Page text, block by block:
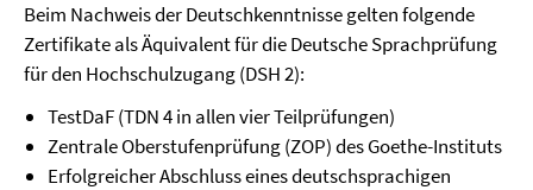
Beim Nachweis der Deutschkenntnisse gelten folgende
Zertifikate als Äquivalent für die Deutsche Sprachprüfung
für den Hochschulzugang (DSH 2):
TestDaF (TDN 4 in allen vier Teilprüfungen)
Zentrale Oberstufenprüfung (ZOP) des Goethe-Instituts
Erfolgreicher Abschluss eines deutschsprachigen